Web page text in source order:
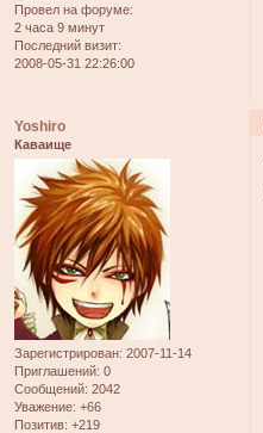
Провел на форуме:
2 часа 9 минут
Последний визит:
2008-05-31 22:26:00
Yoshiro
Каваище
Зарегистрирован: 2007-11-14
Приглашений: 0
Сообщений: 2042
Уважение: +66
Позитив: +219